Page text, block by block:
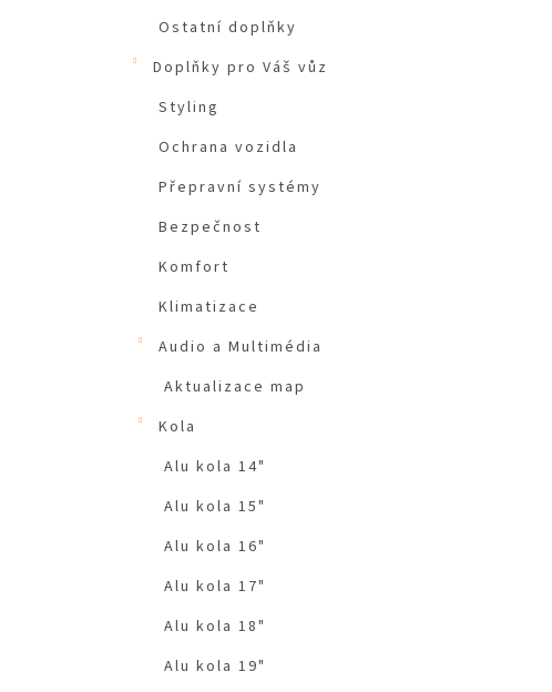
Ostatní doplňky
Doplňky pro Váš vůz
Styling
Ochrana vozidla
Přepravní systémy
Bezpečnost
Komfort
Klimatizace
Audio a Multimédia
Aktualizace map
Kola
Alu kola 14"
Alu kola 15"
Alu kola 16"
Alu kola 17"
Alu kola 18"
Alu kola 19"